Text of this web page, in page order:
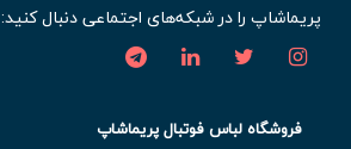
پریماشاپ را در شبکه‌های اجتماعی دنبال کنید:
فروشگاه لباس فوتبال پریماشاپ